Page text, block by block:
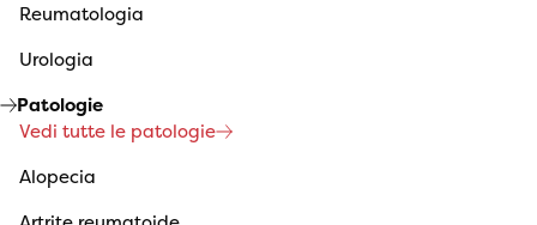
Reumatologia
Urologia
Patologie
Vedi tutte le patologie
Alopecia